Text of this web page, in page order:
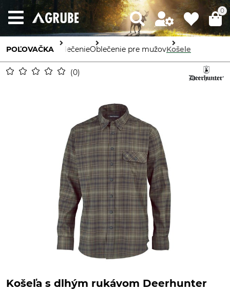
0
POĽOVAČKA OblečenieOblečenie pre mužovKošele
0
Košeľa s dlhým rukávom Deerhunter